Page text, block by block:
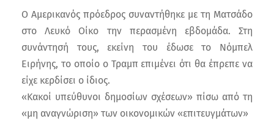
Ο Αμερικανός πρόεδρος συναντήθηκε με τη Ματσάδο
στο Λευκό Οίκο την περασμένη εβδομάδα. Στη
συνάντησή τους, εκείνη του έδωσε το Νόμπελ
Ειρήνης, το οποίο ο Τραμπ επιμένει ότι θα έπρεπε να
είχε κερδίσει ο ίδιος.
«Κακοί υπεύθυνοι δημοσίων σχέσεων» πίσω από τη
«μη αναγνώριση» των οικονομικών «επιτευγμάτων»